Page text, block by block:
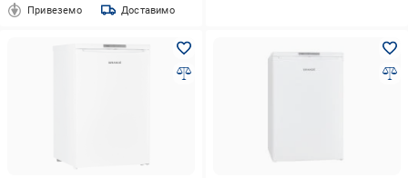
Привеземо Доставимо